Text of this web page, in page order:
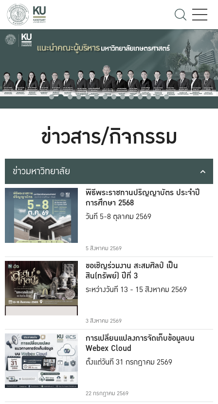
ข่าวสาร/กิจกรรม
ข่าวมหาวิทยาลัย
พิธีพระราชทานปริญญาบัตร ประจำปี
การศึกษา 2568
วันที่ 5-8 ตุลาคม 2569
5 สิงหาคม 2569
ขอเชิญร่วมงาน สะสมศิลป์ เป็น
สิน(ทรัพย์) ปีที่ 3
ระหว่างวันที่ 13 - 15 สิงหาคม 2569
3 สิงหาคม 2569
การเปลี่ยนแปลงการจัดเก็บข้อมูลบน
Webex Cloud
ตั้งแต่วันที่ 31 กรกฎาคม 2569
22 กรกฎาคม 2569